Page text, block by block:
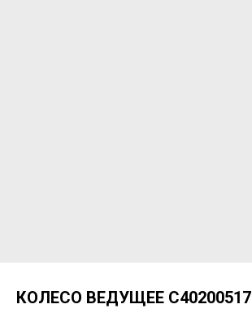
КОЛЕСО ВЕДУЩЕЕ C40200517